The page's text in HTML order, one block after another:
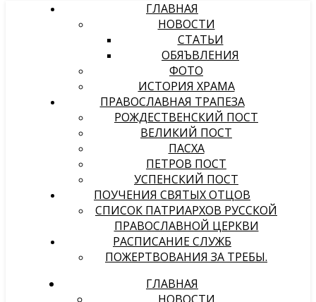
ГЛАВНАЯ
НОВОСТИ
СТАТЬИ
ОБЯЪВЛЕНИЯ
ФОТО
ИСТОРИЯ ХРАМА
ПРАВОСЛАВНАЯ ТРАПЕЗА
РОЖДЕСТВЕНСКИЙ ПОСТ
ВЕЛИКИЙ ПОСТ
ПАСХА
ПЕТРОВ ПОСТ
УСПЕНСКИЙ ПОСТ
ПОУЧЕНИЯ СВЯТЫХ ОТЦОВ
СПИСОК ПАТРИАРХОВ РУССКОЙ
ПРАВОСЛАВНОЙ ЦЕРКВИ
РАСПИСАНИЕ СЛУЖБ
ПОЖЕРТВОВАНИЯ ЗА ТРЕБЫ.
ГЛАВНАЯ